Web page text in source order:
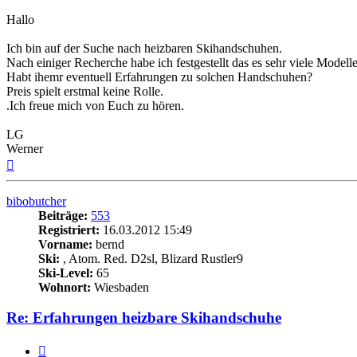
Hallo
Ich bin auf der Suche nach heizbaren Skihandschuhen.
Nach einiger Recherche habe ich festgestellt das es sehr viele
Habt ihemr eventuell Erfahrungen zu solchen Handschuhen?
Preis spielt erstmal keine Rolle.
.Ich freue mich von Euch zu hören.
LG
Werner
bibobutcher
Beiträge: 553
Registriert: 16.03.2012 15:49
Vorname: bernd
Ski: , Atom. Red. D2sl, Blizard Rustler9
Ski-Level: 65
Wohnort: Wiesbaden
Re: Erfahrungen heizbare Skihandschuhe